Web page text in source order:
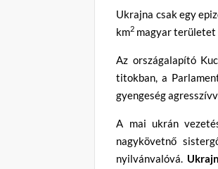
Ukrajna csak egy
km2 magyar területet
Az országalapító
titokban, a
gyengeség
A mai ukrán
nagykövetnő
nyilvánvalóvá.